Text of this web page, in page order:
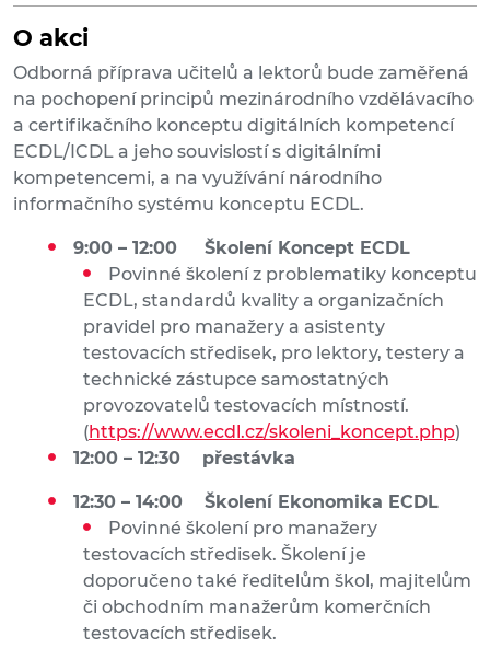
O akci
Odborná příprava učitelů a lektorů bude zaměřená
na pochopení principů mezinárodního vzdělávacího
a certifikačního konceptu digitálních kompetencí
ECDL/ICDL a jeho souvislostí s digitálními
kompetencemi, a na využívání národního
informačního systému konceptu ECDL.
9:00 – 12:00 Školení Koncept ECDL
Povinné školení z problematiky konceptu
ECDL, standardů kvality a organizačních
pravidel pro manažery a asistenty
testovacích středisek, pro lektory, testery a
technické zástupce samostatných
provozovatelů testovacích místností.
(https://www.ecdl.cz/skoleni_koncept.php)
12:00 – 12:30 přestávka
12:30 – 14:00 Školení Ekonomika ECDL
Povinné školení pro manažery
testovacích středisek. Školení je
doporučeno také ředitelům škol, majitelům
či obchodním manažerům komerčních
testovacích středisek.